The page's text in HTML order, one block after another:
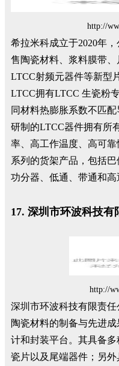
http://
希拉米科成立于2020年
售陶瓷材料、浆料膜带
LTCC射频元器件等新型
LTCC拥有LTCC 生瓷粉
同材料热膨胀系数不匹
研制的LTCC器件拥有所
率、高工作温度、高可
系列的货架产品，包括巴
功分器、低通、带通和高
17. 深圳市环波科技有
http://
深圳市环波科技有限责
陶瓷材料的制备与先进
计和封装平台。其具备
瓷片以及尾端器件；另